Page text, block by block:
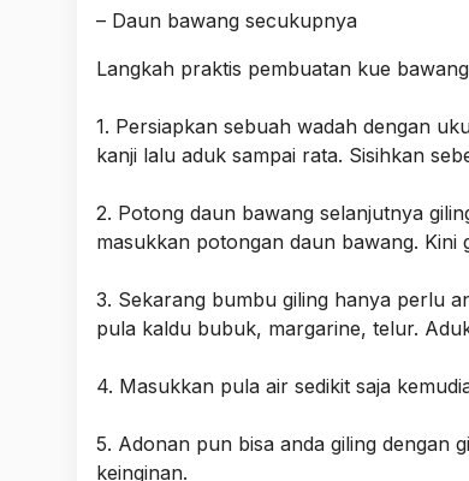
– Daun bawang secukupnya
Langkah praktis pembuatan kue
1. Persiapkan sebuah wadah dengan
kanji lalu aduk sampai rata. Sisihkan
2. Potong daun bawang selanjutnya
masukkan potongan daun bawang. Kini
3. Sekarang bumbu giling hanya perlu
pula kaldu bubuk, margarine, telur.
4. Masukkan pula air sedikit saja
5. Adonan pun bisa anda giling dengan
keinginan.